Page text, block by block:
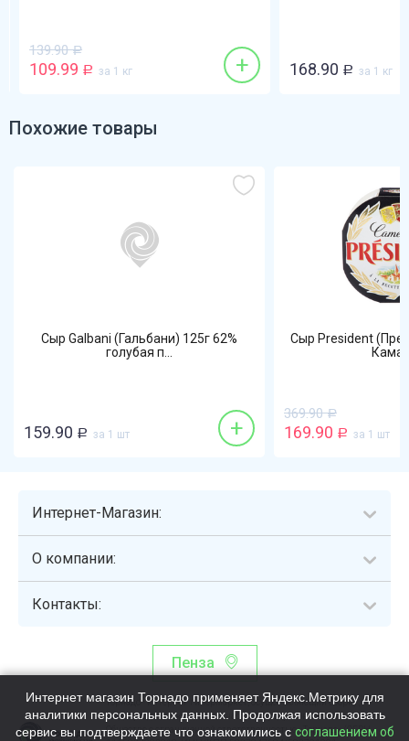
139.90 Р
109.99 Р за 1 кг + 168.90 Р за 1 кг
Похожие товары
Сыр Galbani (Гальбани) 125г 62%
голубая п...
159.90 Р за 1 шт +
Сыр President
369.90 Р
169.90 Р за 1 шт
Интернет-Магазин:
О компании:
Контакты:
Пенза
Торнадо - интернет-гипермаркет, осуществляющий сборку,
выдачу и доставку готовых наборов продуктов питания.
Общество с ограниченной ответственностью «Торнадо» (ОГРН
Интернет магазин Торнадо применяет Яндекс.Метрику для
аналитики персональных данных. Продолжая использовать
сервис вы подтверждаете что ознакомились с соглашением об